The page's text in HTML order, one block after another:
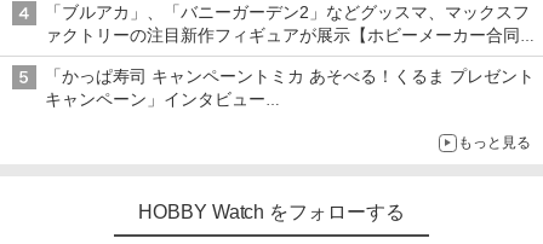
「ブルアカ」、「バニーガーデン2」などグッスマ、マックスフ
ァクトリーの注目新作フィギュアが展示【ホビーメーカー合同展
示会】
「かっぱ寿司 キャンペーントミカ あそべる！くるま プレゼント
キャンペーン」インタビュー
もっと見る
HOBBY Watch をフォローする